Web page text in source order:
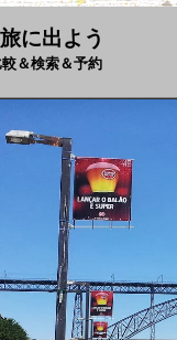
よう
索＆予約